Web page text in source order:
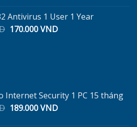
3.200.000 VND. là:
Antivirus 1 User 1 Year
Giá
170.000VNDGiá
Internet Security 1 PC 15 tháng
Giá
189.000VNDGiá